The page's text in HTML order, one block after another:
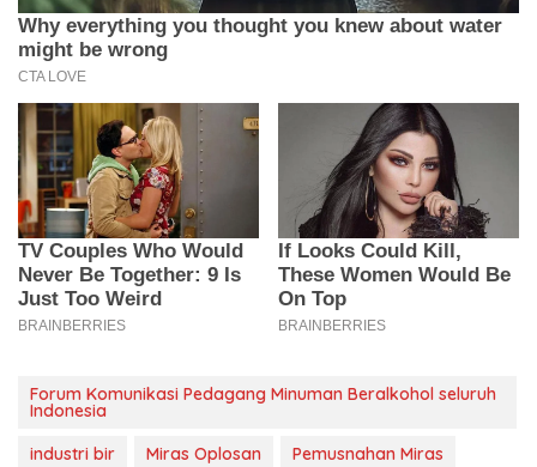
Forum Komunikasi Pedagang Minuman Beralkohol seluruh
Indonesia
industri bir
Miras Oplosan
Pemusnahan Miras